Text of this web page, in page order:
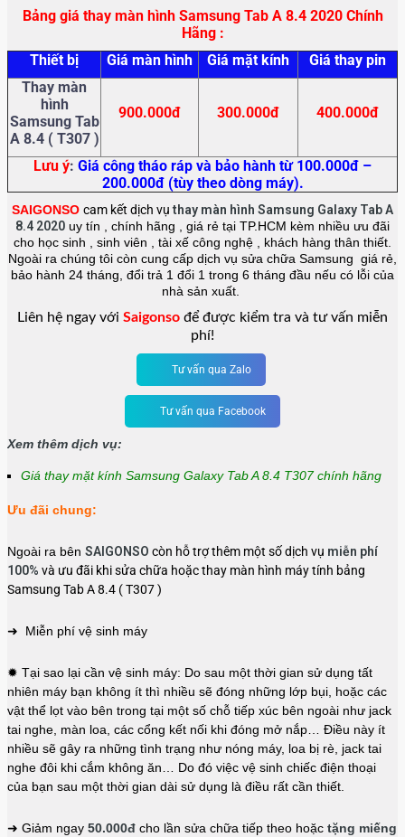
Bảng giá thay màn hình Samsung Tab A 8.4 2020 Chính
Hãng :
Thiết bị
Giá màn hình Giá mặt kính
Giá thay pin
Thay màn
hình
Samsung Tab
A 8.4 ( T307 )
900.000đ 300.000đ 400.000đ
Lưu ý: Giá công tháo ráp và bảo hành từ 100.000đ –
200.000đ (tùy theo dòng máy).
SAIGONSO cam kết dịch vụthay màn hình Samsung Galaxy Tab A
8.4 2020 uy tín , chính hãng , giá rẻ tại TP.HCM kèm nhiều ưu đãi
cho học sinh , sinh viên , tài xế công nghệ , khách hàng thân thiết.
Ngoài ra chúng tôi còn cung cấp dịch vụ sửa chữa Samsung giá rẻ,
bảo hành 24 tháng, đổi trả 1 đổi 1 trong 6 tháng đầu nếu có lỗi của
nhà sản xuất.
Liên hệ ngay với Saigonso để được kiểm tra và tư vấn miễn
phí!
Tư vấn qua Zalo
Tư vấn qua Facebook
Xem thêm dịch vụ:
Giá thay mặt kính Samsung Galaxy Tab A 8.4 T307 chính hãng
Ưu đãi chung:
Ngoài ra bên SAIGONSO còn hỗ trợ thêm một số dịch vụ miễn phí
100% và ưu đãi khi sửa chữa hoặc thay màn hình máy tính bảng
Samsung Tab A 8.4 ( T307 )
➜ Miễn phí vệ sinh máy
✹ Tại sao lại cần vệ sinh máy: Do sau một thời gian sử dụng tất
nhiên máy bạn không ít thì nhiều sẽ đóng những lớp bụi, hoặc các
vật thể lọt vào bên trong tại một số chỗ tiếp xúc bên ngoài như jack
tai nghe, màn loa, các cổng kết nối khi đóng mở nắp… Điều này ít
nhiều sẽ gây ra những tình trạng như nóng máy, loa bị rè, jack tai
nghe đôi khi cắm không ăn… Do đó việc vệ sinh chiếc điện thoại
của bạn sau một thời gian dài sử dụng là điều rất cần thiết.
➜ Giảm ngay 50.000đ cho lần sửa chữa tiếp theo hoặc tặng miếng